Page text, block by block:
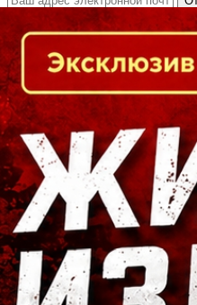
Кто есть кто в Байкальском